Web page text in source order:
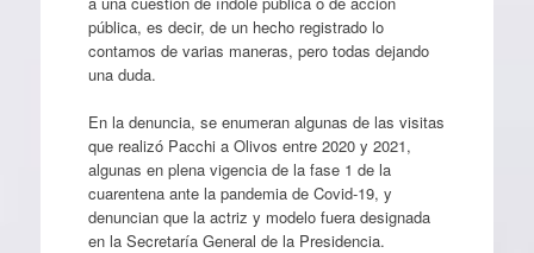
pública, es decir, de un hecho registrado lo
contamos de varias maneras, pero todas dejando
una duda.
En la denuncia, se enumeran algunas de las visitas
que realizó Pacchi a Olivos entre 2020 y 2021,
algunas en plena vigencia de la fase 1 de la
cuarentena ante la pandemia de Covid-19, y
denuncian que la actriz y modelo fuera designada
en la Secretaría General de la Presidencia.